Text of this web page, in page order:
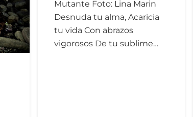
Mutante Foto: Lina Marin
Desnuda tu alma, Acaricia
tu vida Con abrazos
vigorosos De tu sublime…